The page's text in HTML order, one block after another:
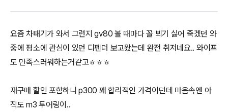
요즘 차태기가 와서 그런지 gv80 볼 때마다 꼴 뵈기 싫어 죽겠던 와
중에 평소에 관심이 있던 디펜더 보고왔는데 완전 취저네요.. 와이프
도 만족스러워하는거같고ㅎㅎㅎ
재구매 할인 포함하니 p300 꽤 합리적인 가격이던데 마음속엔 아
직도 m3 투어링이..